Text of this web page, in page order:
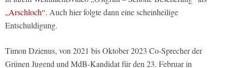
„Arschloch“. Auch hier folgte dann eine scheinheilige
Entschuldigung.
Timon Dzienus, von 2021 bis Oktober 2023 Co-Sprecher der
Grünen Jugend und MdB-Kandidat für den 23. Februar in